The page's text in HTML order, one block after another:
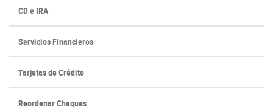
CD e IRA
Servicios Financieros
Tarjetas de Crédito
Reordenar Cheques(Opens
(Opens